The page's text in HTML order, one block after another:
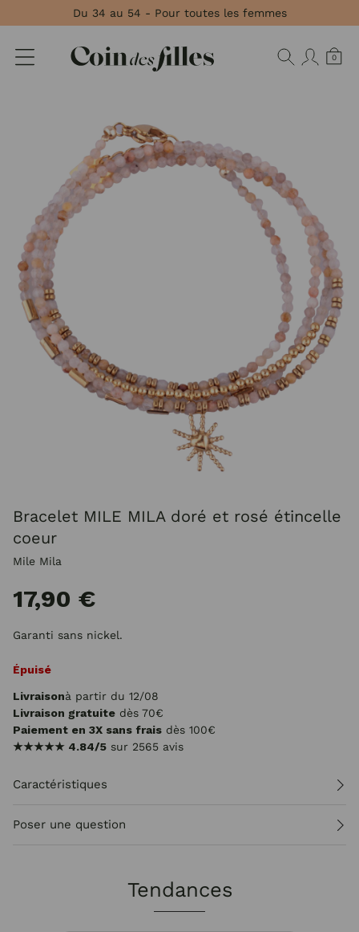
Du 34 au 54 - Pour toutes les femmes
0
Bracelet MILE MILA doré et rosé étincelle
coeur
Mile Mila
17,90 €
Garanti sans nickel.
Épuisé
Livraisonà partir du 12/08
Livraison gratuite dès 70€
Paiement en 3X sans frais dès 100€
★★★★★ 4.84/5 sur 2565 avis
Caractéristiques
Poser une question
Tendances
Panneau de gestion des cookies